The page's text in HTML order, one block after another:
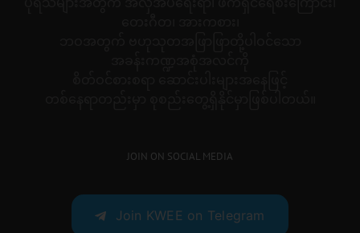
JOIN ON SOCIAL MEDIA
Join KWEE on Telegram